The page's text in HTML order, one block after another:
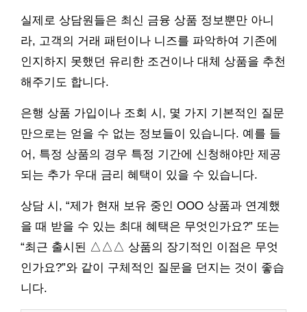
실제로 상담원들은 최신 금융 상품 정보뿐만 아니
라, 고객의 거래 패턴이나 니즈를 파악하여 기존에
인지하지 못했던 유리한 조건이나 대체 상품을 추천
해주기도 합니다.
은행 상품 가입이나 조회 시, 몇 가지 기본적인 질문
만으로는 얻을 수 없는 정보들이 있습니다. 예를 들
어, 특정 상품의 경우 특정 기간에 신청해야만 제공
되는 추가 우대 금리 혜택이 있을 수 있습니다.
상담 시, “제가 현재 보유 중인 OOO 상품과 연계했
을 때 받을 수 있는 최대 혜택은 무엇인가요?” 또는
“최근 출시된 △△△ 상품의 장기적인 이점은 무엇
인가요?”와 같이 구체적인 질문을 던지는 것이 좋습
니다.